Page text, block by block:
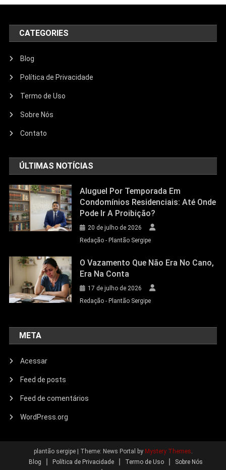
CATEGORIES
Blog
Política de Privacidade
Termo de Uso
Sobre Nós
Contato
ÚLTIMAS NOTÍCIAS
Aluguel Por Temporada Em
Condomínios Residenciais: Até Onde
Pode Ir A Proibição?
20 de julho de 2026
Redação - Plantão Sergipe
O Vazamento Que Não Era No Cano,
Era Na Conta
17 de julho de 2026
Redação - Plantão Sergipe
META
Acessar
Feed de posts
Feed de comentários
WordPress.org
plantão sergipe | Theme: News Portal by Mystery Themes
Blog
Política de Privacidade Termo de Uso
Sobre Nós